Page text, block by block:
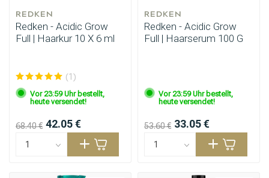
REDKEN
Redken - Acidic Grow
Full | Haarkur 10 X 6 ml
(1)
Vor 23:59 Uhr bestellt,
heute versendet!
68.40 € 42.05 €
REDKEN
Redken - Acidic Grow
Full | Haarserum 100 G
Vor 23:59 Uhr bestellt,
heute versendet!
53.60 € 33.05 €